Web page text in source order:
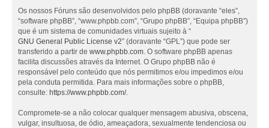
Os nossos Fóruns são desenvolvidos pelo phpBB (doravante “eles”,
“software phpBB”, “www.phpbb.com”, “Grupo phpBB”, “Equipa phpBB”)
que é um sistema de comunidades virtuais sujeito à “
GNU General Public License v2” (doravante “GPL”) que pode ser
transferido a partir de www.phpbb.com. O software phpBB apenas
facilita discussões através da Internet. O Grupo phpBB não é
responsável pelo conteúdo que nós permitimos e/ou impedimos e/ou
pela conduta permitida. Para mais informações sobre o phpBB,
consulte: https://www.phpbb.com/.
Compromete-se a não colocar qualquer mensagem abusiva, obscena,
vulgar, insultuosa, de ódio, ameaçadora, sexualmente tendenciosa ou